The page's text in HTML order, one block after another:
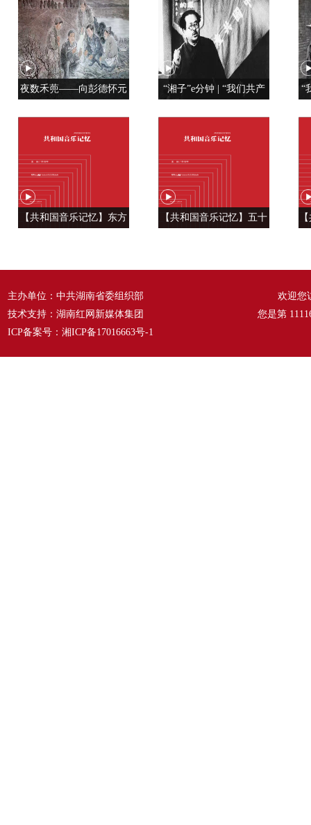
夜数禾蔸——向彭德怀元
“湘子”e分钟 | “我们共产
“
【共和国音乐记忆】东方
【共和国音乐记忆】五十
主办单位：中共湖南省委组织部
技术支持：湖南红网新媒体集团
ICP备案号： 湘ICP备17016663号-1
欢迎您
您是第